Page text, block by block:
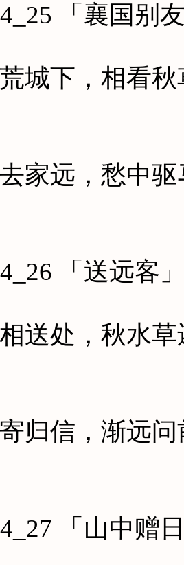
「襄国别
下，相看秋
远，愁中驱
「送远客
处，秋水草
信，渐远问
「山中赠日